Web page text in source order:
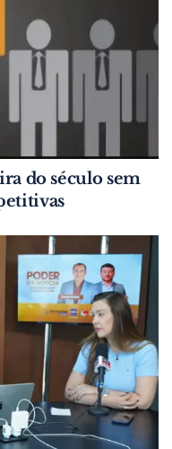
do século sem